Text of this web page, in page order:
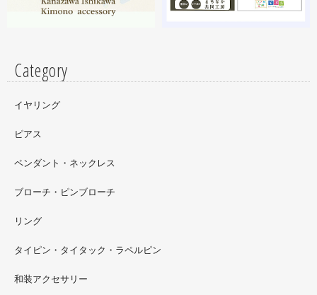
はドラマに登場していたキャラクターです。
ただ今 東武百貨店船橋店に出展中です。9月20日まで4階
Category
イヤリング
ピアス
ペンダント・ネックレス
ブローチ・ピンブローチ
リング
タイピン・タイタック・ラペルピン
和装アクセサリー